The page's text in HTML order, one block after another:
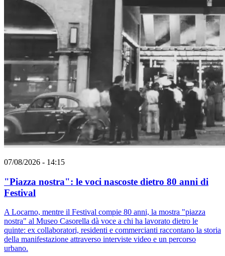
07/08/2026 - 14:15
"Piazza nostra": le voci nascoste dietro 80 anni di
Festival
A Locarno, mentre il Festival compie 80 anni, la mostra "piazza
nostra" al Museo Casorella dà voce a chi ha lavorato dietro le
quinte: ex collaboratori, residenti e commercianti raccontano la storia
della manifestazione attraverso interviste video e un percorso
urbano.